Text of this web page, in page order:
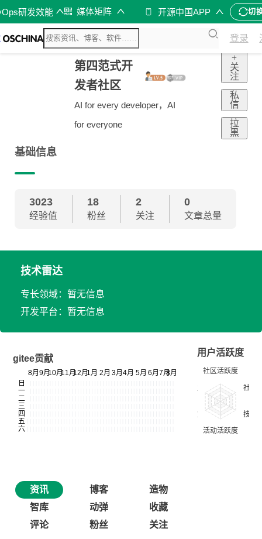
研发效能 媒体矩阵 开源中国APP 切
登录
第四范式开
发者社区
AI for every developer，AI
for everyone
+
关
注
私
信
拉
黑
基础信息
3023
经验值
18
粉丝
2
关注
0
文章总量
技术雷达
专长领域：暂无信息
开发平台：暂无信息
gitee贡献
用户活跃度
资讯 博客
造物
智库
动弹
收藏
评论
粉丝 关注